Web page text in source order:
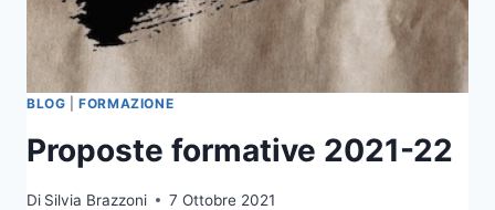
BLOG |FORMAZIONE
Proposte formative 2021-22
Di Silvia Brazzoni 7 Ottobre 2021